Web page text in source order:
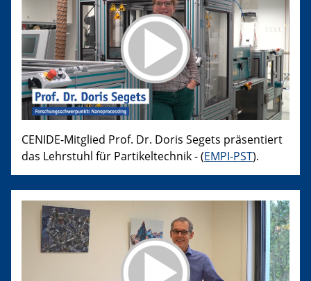
CENIDE-Mitglied Prof. Dr. Doris Segets präsentiert
das Lehrstuhl für Partikeltechnik - (EMPI-PST).